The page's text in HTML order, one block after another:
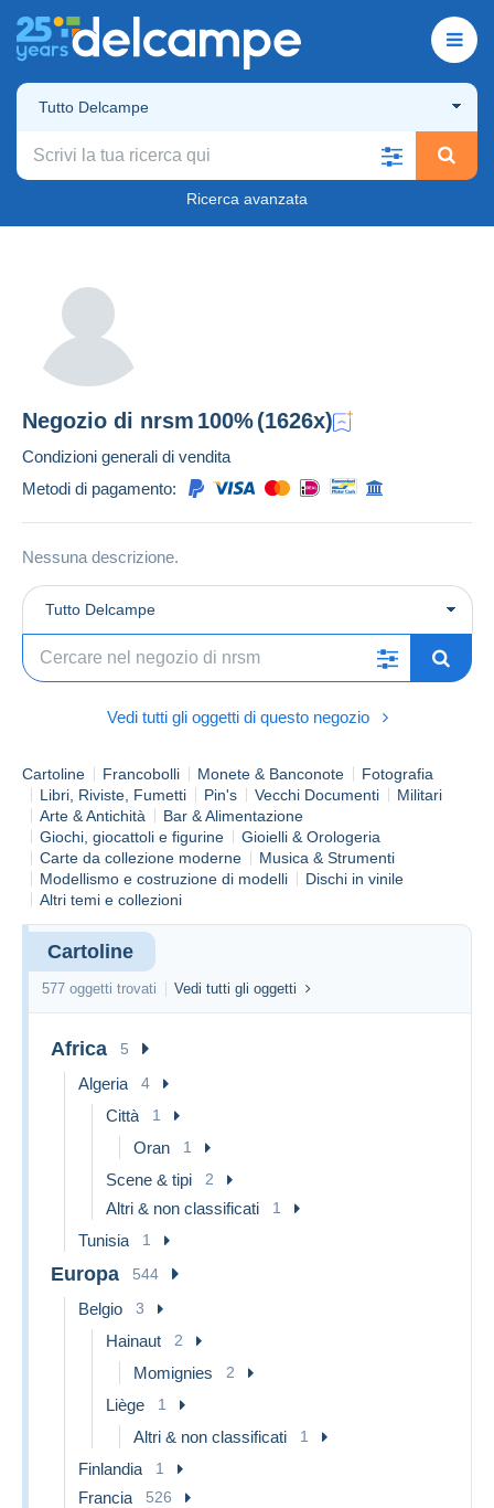
Tutto Delcampe
Ricerca avanzata
Negozio di nrsm 100%(1626x)
Condizioni generali di vendita
Metodi di pagamento:
Nessuna descrizione.
Tutto Delcampe
Vedi tutti gli oggetti di questo negozio
Cartoline Francobolli Monete & Banconote
Fotografia
Libri, Riviste, Fumetti
Pin's Vecchi Documenti
Militari
Arte & Antichità
Bar & Alimentazione
Giochi, giocattoli e figurine
Gioielli & Orologeria
Carte da collezione moderne
Musica & Strumenti
Modellismo e costruzione di modelli
Dischi in vinile
Altri temi e collezioni
Cartoline
577 oggetti trovati Vedi tutti gli oggetti
Africa 5
Algeria 4
Città 1
Oran 1
Scene & tipi 2
Altri & non classificati 1
Tunisia 1
Europa 544
Belgio 3
Hainaut 2
Momignies 2
Liège 1
Altri & non classificati 1
Finlandia 1
Francia 526